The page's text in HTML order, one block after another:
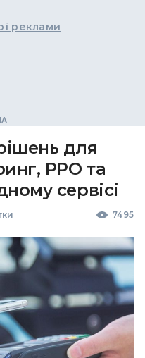
реклами
для
РРО та
сервісі
7495